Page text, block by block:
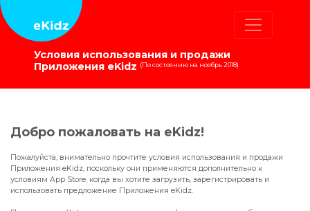
Условия использования и продажи
Приложения eKidz (По состоянию на ноябрь 2018)
Добро пожаловать на eKidz!
Пожалуйста, внимательно прочтите условия использования и продажи
Приложения eKidz, поскольку они применяются дополнительно к
условиям App Store, когда вы хотите загрузить, зарегистрировать и
использовать предложение Приложения eKidz.